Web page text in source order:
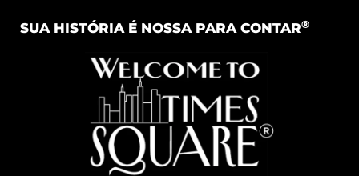
SUA HISTÓRIA É NOSSA PARA CONTAR®